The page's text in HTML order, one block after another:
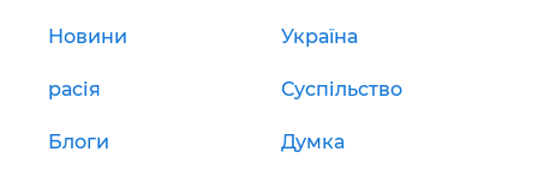
Новини Україна
расія Суспільство
Блоги Думка